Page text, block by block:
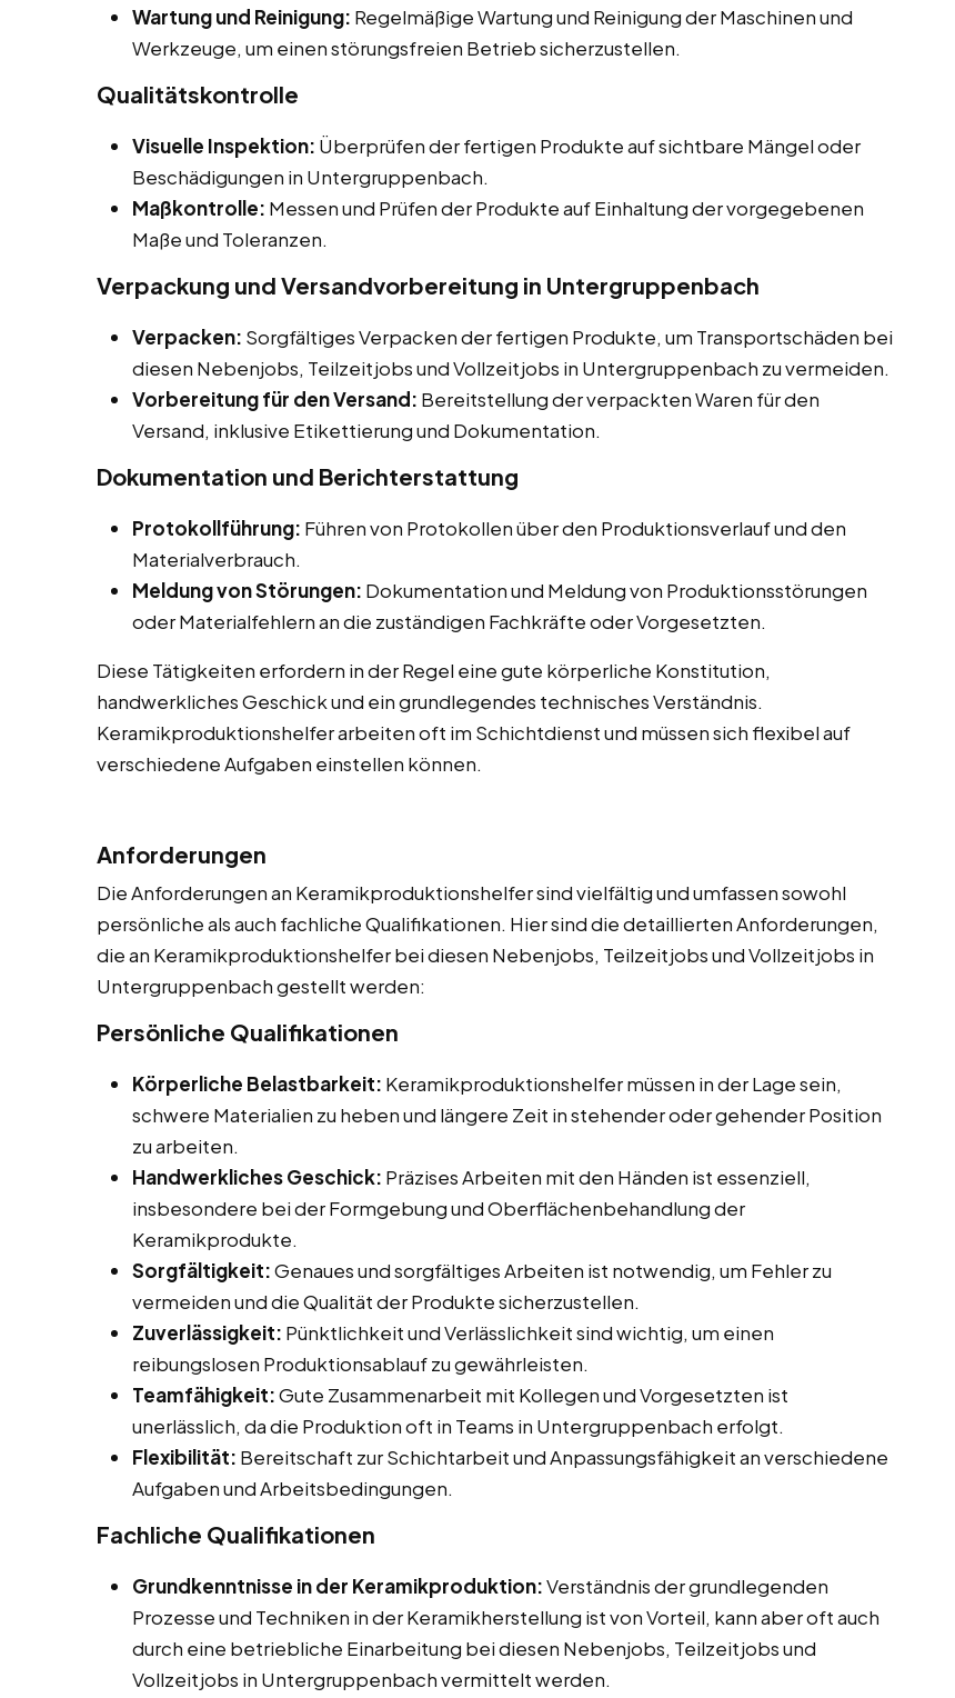
Wartung und Reinigung: Regelmäßige Wartung und Reinigung der Maschinen und
Werkzeuge, um einen störungsfreien Betrieb sicherzustellen.
Qualitätskontrolle
Visuelle Inspektion: Überprüfen der fertigen Produkte auf sichtbare Mängel oder
Beschädigungen in Untergruppenbach.
Maßkontrolle: Messen und Prüfen der Produkte auf Einhaltung der vorgegebenen
Maße und Toleranzen.
Verpackung und Versandvorbereitung in Untergruppenbach
Verpacken: Sorgfältiges Verpacken der fertigen Produkte, um Transportschäden bei
diesen Nebenjobs, Teilzeitjobs und Vollzeitjobs in Untergruppenbach zu vermeiden.
Vorbereitung für den Versand: Bereitstellung der verpackten Waren für den
Versand, inklusive Etikettierung und Dokumentation.
Dokumentation und Berichterstattung
Protokollführung: Führen von Protokollen über den Produktionsverlauf und den
Materialverbrauch.
Meldung von Störungen: Dokumentation und Meldung von Produktionsstörungen
oder Materialfehlern an die zuständigen Fachkräfte oder Vorgesetzten.
Diese Tätigkeiten erfordern in der Regel eine gute körperliche Konstitution,
handwerkliches Geschick und ein grundlegendes technisches Verständnis.
Keramikproduktionshelfer arbeiten oft im Schichtdienst und müssen sich flexibel auf
verschiedene Aufgaben einstellen können.
Anforderungen
Die Anforderungen an Keramikproduktionshelfer sind vielfältig und umfassen sowohl
persönliche als auch fachliche Qualifikationen. Hier sind die detaillierten Anforderungen,
die an Keramikproduktionshelfer bei diesen Nebenjobs, Teilzeitjobs und Vollzeitjobs in
Untergruppenbach gestellt werden:
Persönliche Qualifikationen
Körperliche Belastbarkeit: Keramikproduktionshelfer müssen in der Lage sein,
schwere Materialien zu heben und längere Zeit in stehender oder gehender Position
zu arbeiten.
Handwerkliches Geschick: Präzises Arbeiten mit den Händen ist essenziell,
insbesondere bei der Formgebung und Oberflächenbehandlung der
Keramikprodukte.
Sorgfältigkeit:Genaues und sorgfältiges Arbeiten ist notwendig, um Fehler zu
vermeiden und die Qualität der Produkte sicherzustellen.
Zuverlässigkeit: Pünktlichkeit und Verlässlichkeit sind wichtig, um einen
reibungslosen Produktionsablauf zu gewährleisten.
Teamfähigkeit:Gute Zusammenarbeit mit Kollegen und Vorgesetzten ist
unerlässlich, da die Produktion oft in Teams in Untergruppenbach erfolgt.
Flexibilität: Bereitschaft zur Schichtarbeit und Anpassungsfähigkeit an verschiedene
Aufgaben und Arbeitsbedingungen.
Fachliche Qualifikationen
Grundkenntnisse in der Keramikproduktion:Verständnis der grundlegenden
Prozesse und Techniken in der Keramikherstellung ist von Vorteil, kann aber oft auch
durch eine betriebliche Einarbeitung bei diesen Nebenjobs, Teilzeitjobs und
Vollzeitjobs in Untergruppenbach vermittelt werden.